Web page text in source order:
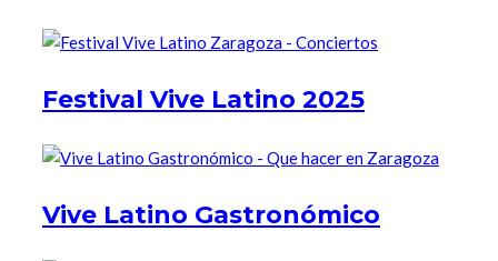
Festival Vive Latino 2025
Vive Latino Gastronómico